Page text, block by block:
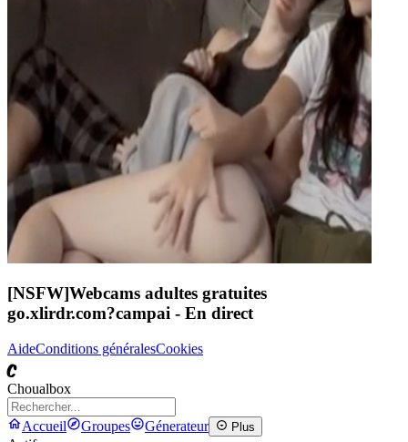
[NSFW]Webcams adultes gratuites
go.xlirdr.com?campai - En direct
AideConditions généralesCookies
C
Choualbox
Accueil Groupes Génerateur Plus